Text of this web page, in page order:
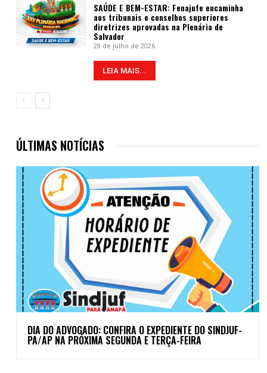
SAÚDE E BEM-ESTAR: Fenajufe encaminha
aos tribunais e conselhos superiores
diretrizes aprovadas na Plenária de
Salvador
29 de julho de 2026
LEIA MAIS...
ÚLTIMAS NOTÍCIAS
DIA DO ADVOGADO: CONFIRA O EXPEDIENTE DO SINDJUF-
PA/AP NA PRÓXIMA SEGUNDA E TERÇA-FEIRA